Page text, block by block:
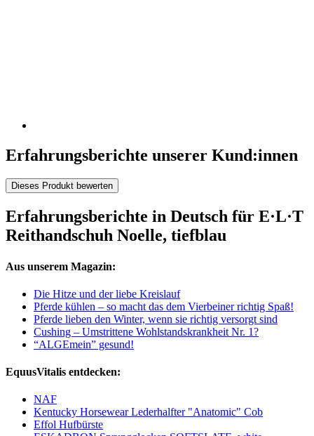
Erfahrungsberichte unserer Kund:innen
Dieses Produkt bewerten
Erfahrungsberichte in Deutsch für E·L·T
Reithandschuh Noelle, tiefblau
Aus unserem Magazin:
Die Hitze und der liebe Kreislauf
Pferde kühlen – so macht das dem Vierbeiner richtig Spaß!
Pferde lieben den Winter, wenn sie richtig versorgt sind
Cushing – Umstrittene Wohlstandskrankheit Nr. 1?
“ALGEmein” gesund!
EquusVitalis entdecken:
NAF
Kentucky Horsewear Lederhalfter "Anatomic" Cob
Effol Hufbürste